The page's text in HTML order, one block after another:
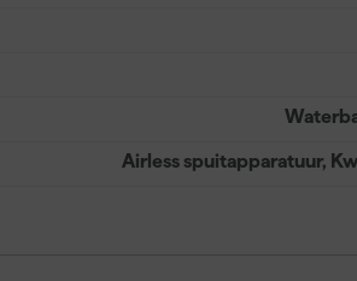
Airless spuitapparatuur,